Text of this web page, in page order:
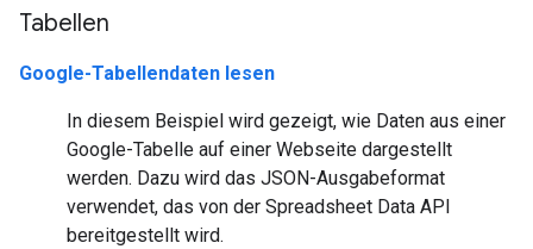
Tabellen
Google-Tabellendaten lesen
In diesem Beispiel wird gezeigt, wie Daten aus einer
Google-Tabelle auf einer Webseite dargestellt
werden. Dazu wird das JSON-Ausgabeformat
verwendet, das von der Spreadsheet Data API
bereitgestellt wird.